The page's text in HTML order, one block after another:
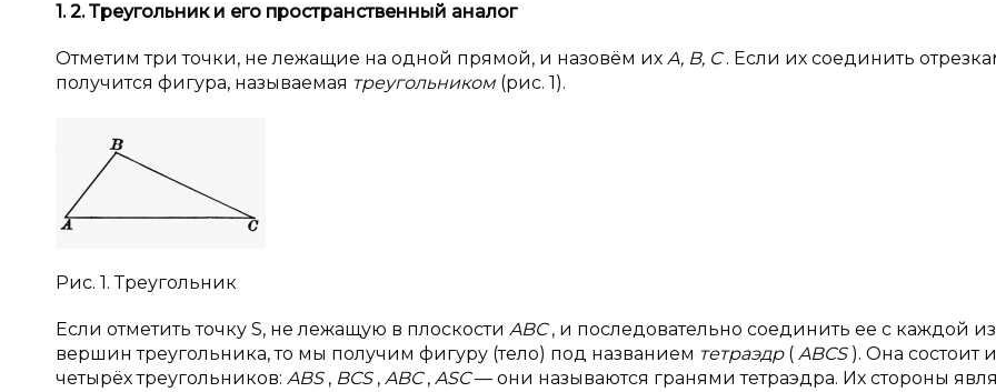
1. 2. Треугольник и его пространственный аналог
Отметим три точки, не лежащие на одной прямой, и назовём их A, B, C. Если их соединить
получится фигура, называемая треугольником (рис. 1).
Рис. 1. Треугольник
Если отметить точку S, не лежащую в плоскости ABC, и последовательно соединить ее с каждой из
вершин треугольника, то мы получим фигуру (тело) под названием тетраэдр ( ABCS ). Она состоит
четырёх треугольников: ABS , BCS , ABC, ASC— они называются гранями тетраэдра. Их стороны